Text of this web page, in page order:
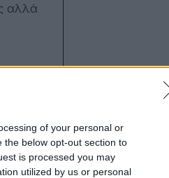
of your personal or
the below opt-out section to
is processed you may
utilized by us or personal
αλλά